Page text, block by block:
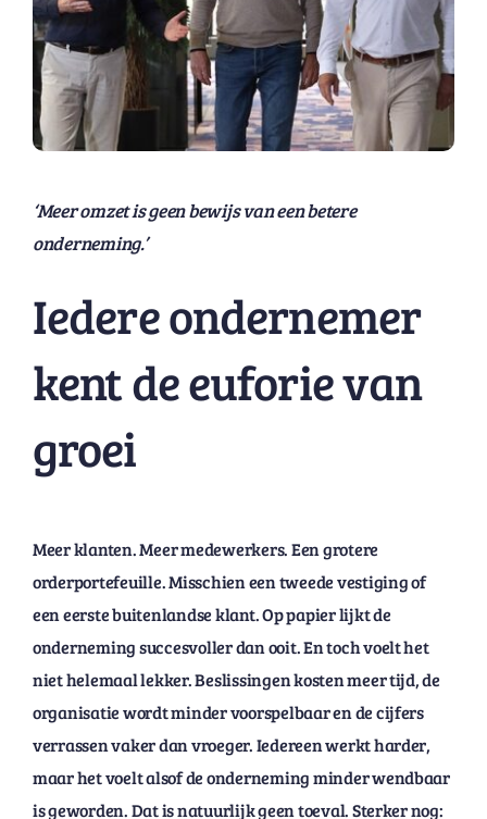
‘Meer omzet is geen bewijs van een betere
onderneming.’
Iedere ondernemer
kent de euforie van
groei
Meer klanten. Meer medewerkers. Een grotere
orderportefeuille. Misschien een tweede vestiging of
een eerste buitenlandse klant. Op papier lijkt de
onderneming succesvoller dan ooit. En toch voelt het
niet helemaal lekker. Beslissingen kosten meer tijd, de
organisatie wordt minder voorspelbaar en de cijfers
verrassen vaker dan vroeger. Iedereen werkt harder,
maar het voelt alsof de onderneming minder wendbaar
is geworden. Dat is natuurlijk geen toeval. Sterker nog: